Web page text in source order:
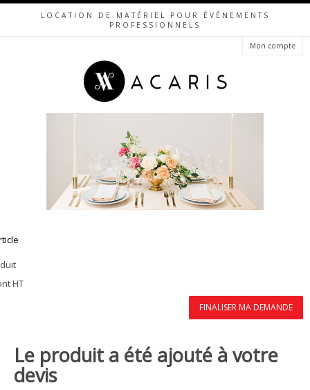
LOCATION DE MATÉRIEL POUR ÉVÉNEMENTS
PROFESSIONNELS
Mon compte
HT
FINALISER MA DEMANDE
Le produit a été ajouté à votre
devis